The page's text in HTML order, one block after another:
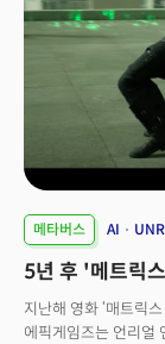
플랫폼과 엔터테인먼
말했다.번지는 앞으
개발에 집중할 것으
메타버스 AI
5년 후 '메트릭
지난해 영화 ‘매트릭
에픽게임즈는 언리얼